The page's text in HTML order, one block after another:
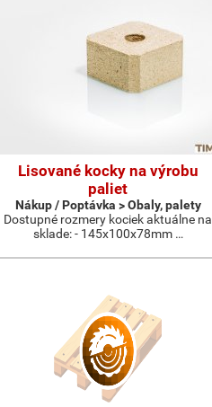
Lisované kocky na výrobu
paliet
Nákup / Poptávka > Obaly, palety
Dostupné rozmery kociek aktuálne na
sklade: - 145x100x78mm …